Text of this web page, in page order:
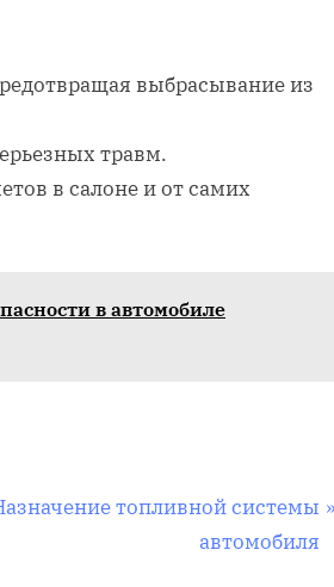
выбрасывание из
травм.
в салоне и от самих
в автомобиле
топливной системы
автомобиля